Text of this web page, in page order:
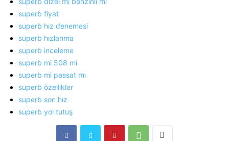
superb fiyat
superb hız denemesi
superb hızlanma
superb inceleme
superb mi 508 mi
superb mi passat mı
superb özellikler
superb son hız
superb yol tutuş